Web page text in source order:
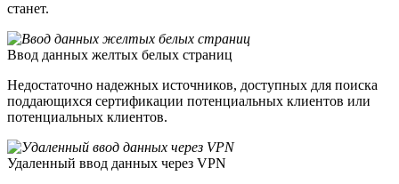
станет.
Ввод данных желтых белых страниц
Недостаточно надежных источников, доступных для поиска
поддающихся сертификации потенциальных клиентов или
потенциальных клиентов.
Удаленный ввод данных через VPN